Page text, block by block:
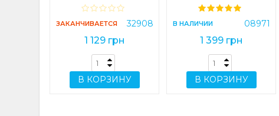
pump Black (ZP18)
ЗАКАНЧИВАЕТСЯ 32908
1 129 грн
В КОРЗИНУ
TP03)
В НАЛИЧИИ 08971
1 399 грн
В КОРЗИНУ